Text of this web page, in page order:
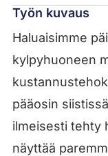
Työn kuvaus
Haluaisimme
kylpyhuoneen
pääosin
ilmeisesti tehty
näyttää